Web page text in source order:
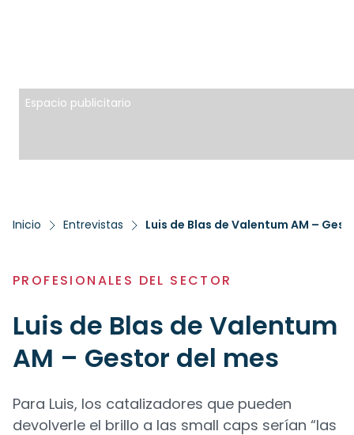
Espacio publicitario
Inicio Entrevistas Luis de Blas de Valentum AM –
PROFESIONALES DEL SECTOR
Luis de Blas de Valentum
AM – Gestor del mes
Para Luis, los catalizadores que pueden
devolverle el brillo a las small caps serían “las